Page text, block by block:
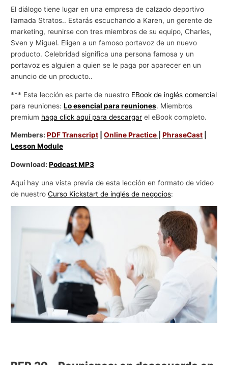
El diálogo tiene lugar en una empresa de calzado deportivo
llamada Stratos.. Estarás escuchando a Karen, un gerente de
marketing, reunirse con tres miembros de su equipo, Charles,
Sven y Miguel. Eligen a un famoso portavoz de un nuevo
producto. Celebridad significa una persona famosa y un
portavoz es alguien a quien se le paga por aparecer en un
anuncio de un producto..
*** Esta lección es parte de nuestro EBook de inglés comercial
para reuniones:Lo esencial para reuniones. Miembros
premium haga click aquí para descargar el eBook completo.
Members:PDF Transcript |Online Practice |PhraseCast
Lesson Module
Download:Podcast MP3
Aquí hay una vista previa de esta lección en formato de video
de nuestroCurso Kickstart de inglés de negocios: